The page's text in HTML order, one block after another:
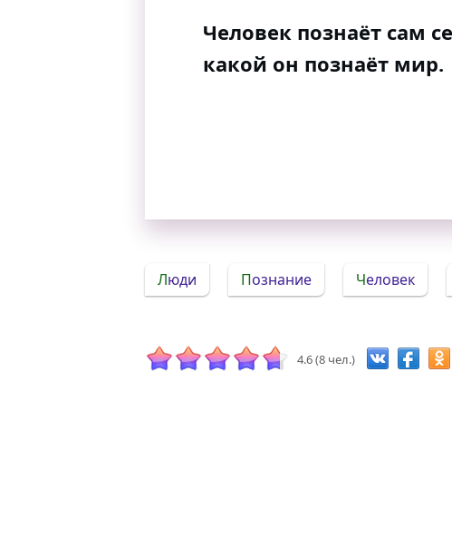
Человек познаёт сам
какой он познаёт мир.
Люди Познание Человек
4.6 (8 чел.)